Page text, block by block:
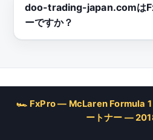
doo-trading-japan.comは
ーですか？
🏎 FxPro — McLaren Formula 1
ートナー —